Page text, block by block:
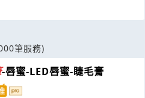
筆服務)
-唇蜜-LED唇蜜-睫毛膏